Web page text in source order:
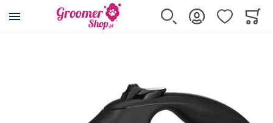
Przejdź na stronę główną
Szukaj Zaloguj sięUlubione